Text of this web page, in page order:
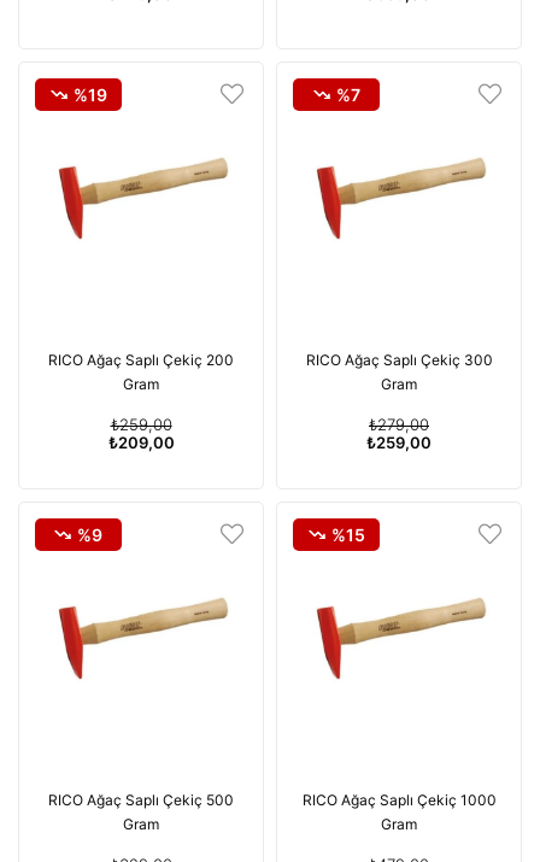
RICO Ağaç Saplı Çekiç 200
Gram
₺209,00
₺259,00
%19
RICO Ağaç Saplı Çekiç 300
Gram
₺259,00
₺279,00
%7
RICO Ağaç Saplı Çekiç 500
Gram
%9
RICO Ağaç Saplı Çekiç 1000
Gram
%15